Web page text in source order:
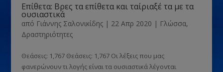
Επίθετα: Βρες τα επίθετα και ταίριαξέ τα με τα
ουσιαστικά
από Γιάννης Σαλονικίδης| 22 Απρ 2020 | Γλώσσα,
Δραστηριότητες
Θεάσεις: 1,767 Θεάσεις: 1,767 Οι λέξεις που μας
φανερώνουν τι λογής είναι τα ουσιαστικά λέγονται